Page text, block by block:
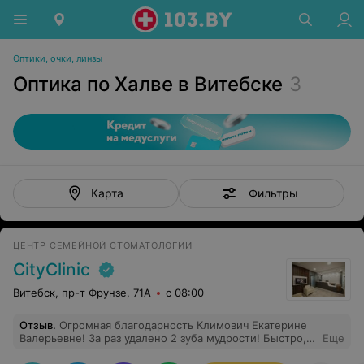
Оптики, очки, линзы
Оптика по Халве в Витебске 3
Карта Фильтры
ЦЕНТР СЕМЕЙНОЙ СТОМАТОЛОГИИ
CityClinic
Витебск, пр-т Фрунзе, 71А с 08:00
Отзыв. Огромная благодарность Климович Екатерине
Валерьевне! За раз удалено 2 зуба мудрости! Быстро,
Еще